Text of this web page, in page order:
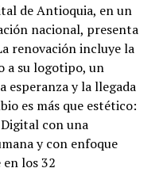
de Antioquia, en un
nacional, presenta
renovación incluye la
a su logotipo, un
esperanza y la llegada
es más que estético:
con una
y con enfoque
los 32